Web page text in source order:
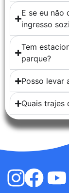
E se eu não
ingresso
Tem
parque?
Posso levar
Quais trajes